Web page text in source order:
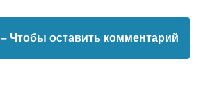
– Чтобы оставить комментарий